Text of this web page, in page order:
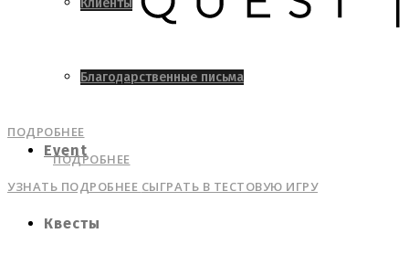
Клиенты
Благодарственные письма
Event
Квесты
ПОДРОБНЕЕ
ПОДРОБНЕЕ
УЗНАТЬ ПОДРОБНЕЕ СЫГРАТЬ В ТЕСТОВУЮ ИГРУ